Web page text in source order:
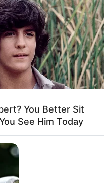
എംഡിഎംഎ ജില്ല
കൂടിയ അളവിൽ
അടൂർ പാറക്കോട്
മുഹമ്മദ് ഷാൻ
പണം
ലഭിക്കുന്നത്.
ഖാനെ അറസ്റ്റ്
You Better Sit
See Him Today